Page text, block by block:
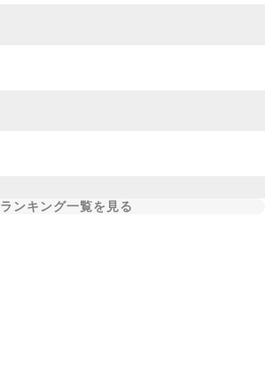
ランキング一覧を見る